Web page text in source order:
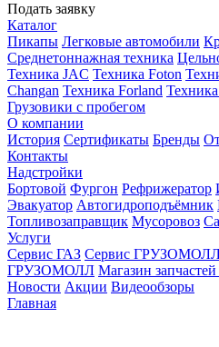
Подать заявку
Каталог
Пикапы Легковые автомобили
Среднетоннажная техника
Техника JAC Техника Foton
Changan Техника Forland
Грузовики с пробегом
О компании
История Сертификаты Бренды
Контакты
Надстройки
Бортовой Фургон Рефрижератор
Эвакуатор Автогидроподъёмник
Топливозаправщик Мусоровоз
Услуги
Сервис ГАЗ Сервис
ГРУЗОМОЛЛ Магазин
Новости Акции Видеообзоры
Главная